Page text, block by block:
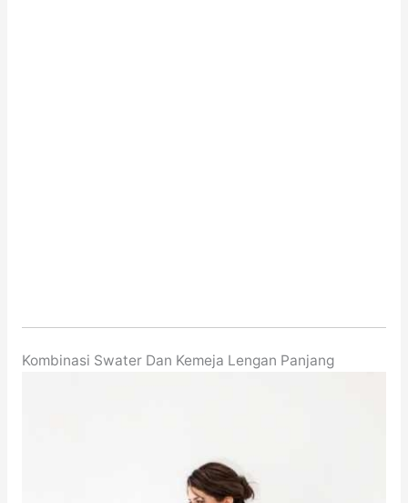
Kombinasi Swater Dan Kemeja Lengan Panjang